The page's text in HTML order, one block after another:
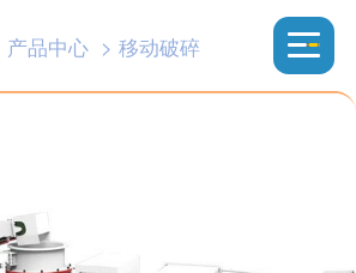
产品中心> 移动破碎